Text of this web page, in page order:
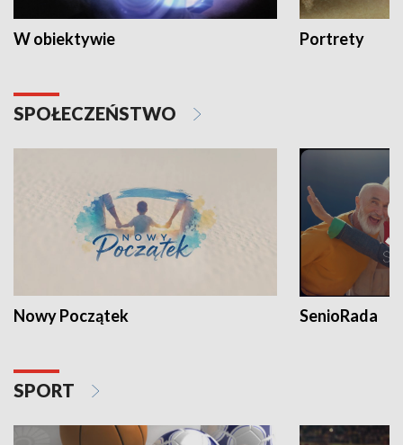
W obiektywie Portrety
SPOŁECZEŃSTWO
Nowy Początek SenioRada
SPORT